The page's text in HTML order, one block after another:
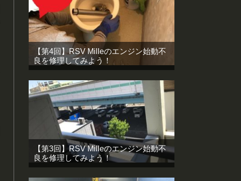
【第4回】RSV Milleのエンジン始動不
良を修理してみよう！
【第3回】RSV Milleのエンジン始動不
良を修理してみよう！